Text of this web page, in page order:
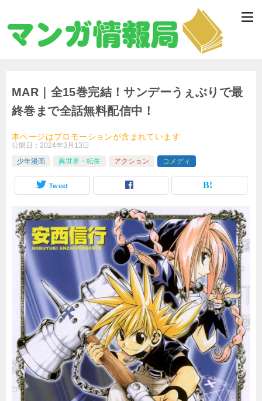
MAR｜全15巻完結！サンデーうぇぶりで最
終巻まで全話無料配信中！
本ページはプロモーションが含まれています
公開日： 2024年3月13日
少年漫画
異世界・転生 アクション コメディ
Tweet